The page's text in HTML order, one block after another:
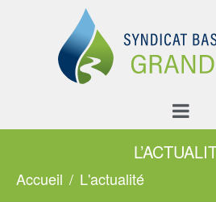
Accueil L'actualité